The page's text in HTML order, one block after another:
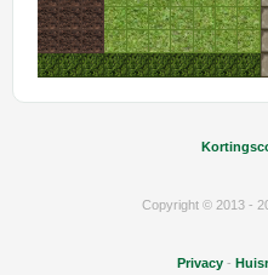
Copyright © 2013 -
Privacy -